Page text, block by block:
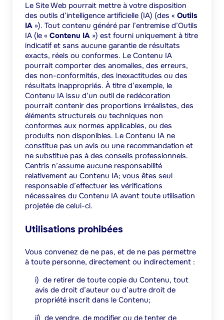
Le Site Web pourrait mettre à votre disposition
des outils d’intelligence artificielle (IA) (des « Outils
IA »). Tout contenu généré par l’entremise d’Outils
IA (le « Contenu IA ») est fourni uniquement à titre
indicatif et sans aucune garantie de résultats
exacts, réels ou conformes. Le Contenu IA
pourrait comporter des anomalies, des erreurs,
des non-conformités, des inexactitudes ou des
résultats inappropriés. À titre d’exemple, le
Contenu IA issu d’un outil de redécoration
pourrait contenir des proportions irréalistes, des
éléments structurels ou techniques non
conformes aux normes applicables, ou des
produits non disponibles. Le Contenu IA ne
constitue pas un avis ou une recommandation et
ne substitue pas à des conseils professionnels.
Centris n’assume aucune responsabilité
relativement au Contenu IA; vous êtes seul
responsable d’effectuer les vérifications
nécessaires du Contenu IA avant toute utilisation
projetée de celui-ci.
Utilisations prohibées
Vous convenez de ne pas, et de ne pas permettre
à toute personne, directement ou indirectement :
i) de retirer de toute copie du Contenu, tout
avis de droit d’auteur ou d’autre droit de
propriété inscrit dans le Contenu;
ii) de vendre, de modifier ou de tenter de